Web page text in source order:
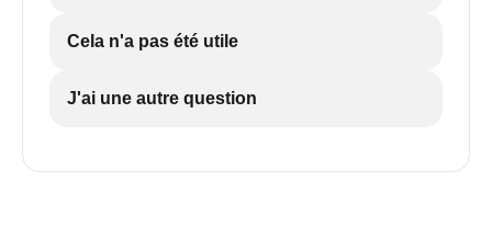
Cela n'a pas été utile
J'ai une autre question